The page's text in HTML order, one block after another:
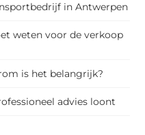
in Antwerpen
weten voor de verkoop
is het belangrijk?
advies loont